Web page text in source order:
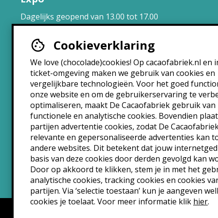
Cookieverklaring
We love (chocolade)cookies! Op cacaofabriek.nl en
ticket-omgeving maken we gebruik van cookies en
vergelijkbare technologieën. Voor het goed
onze website en om de gebruikerservaring te
optimaliseren, maakt De Cacaofabriek gebruik van
functionele en analytische cookies. Bovendien
partijen advertentie cookies, zodat De
relevante en gepersonaliseerde advertenties kan
andere websites. Dit betekent dat jouw
basis van deze cookies door derden gevolgd kan
Door op akkoord te klikken, stem je in met het
analytische cookies, tracking cookies en cookies
partijen. Via ‘selectie toestaan’ kun je aangeven
cookies je toelaat. Voor meer informatie klik hier.
Dagelijks geopend van 13.00 tot 17.00
uur.
Brasserie
Maandag: 10:30 – 22:30
Dinsdag: 10:30 – 22:30
Woensdag: 10:30 – 22:30
Donderdag: 10:30 – 00:00
Vrijdag: 10:30 – 00:00
Zaterdag: 10:30 – 00:00
Zondag: 10:30 – 22:30